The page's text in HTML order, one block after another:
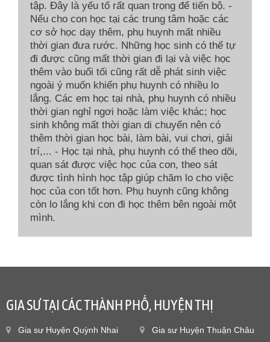
tập. Đây là yếu tố rất quan trọng để tiến bộ. -
Nếu cho con học tại các trung tâm hoặc các
cơ sở học dạy thêm, phụ huynh mất nhiều
thời gian đưa rước. Những học sinh có thể tự
đi được cũng mất thời gian đi lại và việc học
thêm vào buổi tối cũng rất dễ phát sinh việc
ngoài ý muốn khiến phụ huynh có nhiều lo
lắng. Các em học tại nhà, phụ huynh có nhiều
thời gian nghỉ ngơi hoặc làm việc khác; học
sinh không mất thời gian di chuyển nên có
thêm thời gian học bài, làm bài, vui chơi, giải
trí,... - Học tại nhà, phụ huynh có thể theo dõi,
quan sát được việc học của con, theo sát
được tình hình học tập giúp chăm lo cho việc
học của con tốt hơn. Phụ huynh cũng không
còn lo lắng khi con đi học thêm bên ngoài một
mình.
GIA SƯ TẠI CÁC THÀNH PHỐ, HUYỆN THỊ
Gia sư Huyện Quỳnh Nhai
Gia sư Huyện Thuận Châu